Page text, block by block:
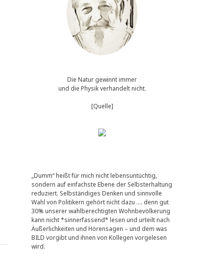
Die Natur gewinnt immer
und die Physik verhandelt nicht.
[Quelle]
„Dumm“ heißt für mich nicht lebensuntüchtig,
sondern auf einfachste Ebene der Selbsterhaltung
reduziert. Selbständiges Denken und sinnvolle
Wahl von Politikern gehört nicht dazu …. denn gut
30% unserer wahlberechtigten Wohnbevölkerung
kann nicht *sinnerfassend* lesen und urteilt nach
Äußerlichkeiten und Hörensagen – und dem was
BILD vorgibt und ihnen von Kollegen vorgelesen
wird.